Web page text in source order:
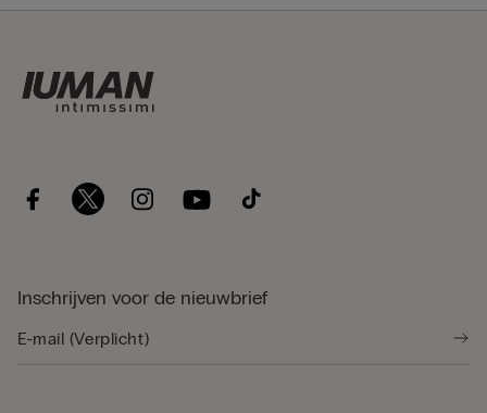
Inschrijven voor de nieuwbrief